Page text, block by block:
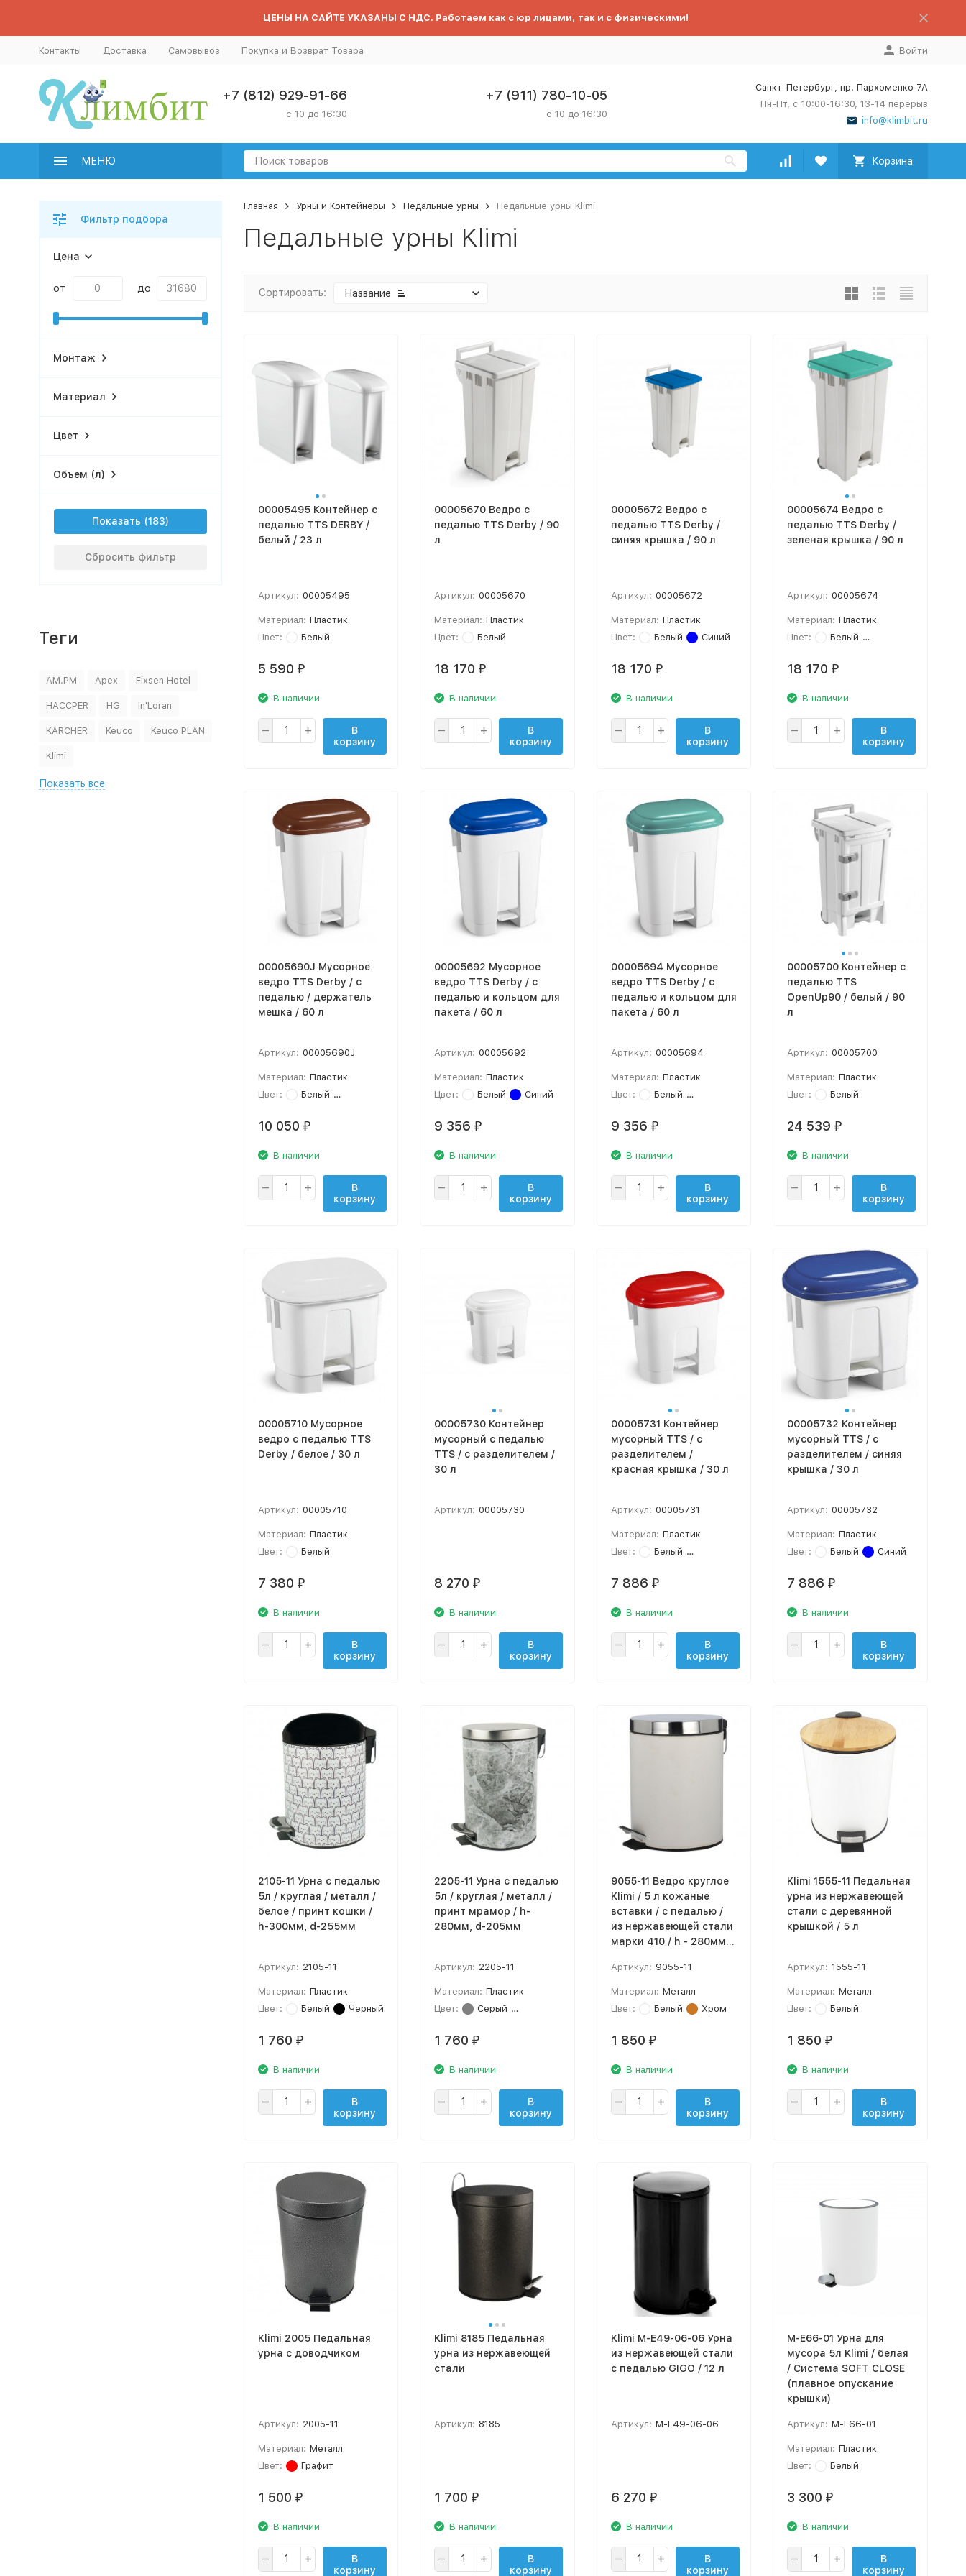
ЦЕНЫ НА САЙТЕ УКАЗАНЫ С НДС. Работаем как с юр лицами, так и с физическими!
Контакты Доставка Самовывоз Покупка и Возврат Товара Войти
+7 (812) 929-91-66
с 10 до 16:30
+7 (911) 780-10-05
с 10 до 16:30
Санкт-Петербург, пр. Пархоменко 7А
Пн-Пт, с 10:00-16:30, 13-14 перерыв
info@klimbit.ru
МЕНЮ Корзина
Главная Урны и Контейнеры Педальные урны Педальные урны Klimi
Педальные урны Klimi
Сортировать: Название
00005495 Контейнер с
педалью TTS DERBY /
белый / 23 л
Артикул: 00005495
Материал: Пластик
Цвет:
Белый
5 590 ₽
В наличии
В
корзину
00005670 Ведро с
педалью TTS Derby / 90
л
Артикул: 00005670
Материал: Пластик
Цвет:
Белый
18 170 ₽
В наличии
В
корзину
00005672 Ведро с
педалью TTS Derby /
синяя крышка / 90 л
Артикул: 00005672
Материал: Пластик
Цвет:
Белый Синий
18 170 ₽
В наличии
В
корзину
00005674 Ведро с
педалью TTS Derby /
зеленая крышка / 90 л
Артикул: 00005674
Материал: Пластик
Цвет:
Белый
18 170 ₽
В наличии
В
корзину
00005690J Мусорное
ведро TTS Derby / с
педалью / держатель
мешка / 60 л
Артикул: 00005690J
Материал: Пластик
Цвет:
Белый
10 050 ₽
В наличии
В
корзину
00005692 Мусорное
ведро TTS Derby / с
педалью и кольцом для
пакета / 60 л
Артикул: 00005692
Материал: Пластик
Цвет:
Белый Синий
9 356 ₽
В наличии
В
корзину
00005694 Мусорное
ведро TTS Derby / с
педалью и кольцом для
пакета / 60 л
Артикул: 00005694
Материал: Пластик
Цвет:
Белый
9 356 ₽
В наличии
В
корзину
00005700 Контейнер с
педалью TTS
OpenUp90 / белый / 90
л
Артикул: 00005700
Материал: Пластик
Цвет:
Белый
24 539 ₽
В наличии
В
корзину
00005710 Мусорное
ведро с педалью TTS
Derby / белое / 30 л
Артикул: 00005710
Материал: Пластик
Цвет:
Белый
7 380 ₽
В наличии
В
корзину
00005730 Контейнер
мусорный с педалью
TTS / с разделителем /
30 л
Артикул: 00005730
8 270 ₽
В наличии
В
корзину
00005731 Контейнер
мусорный TTS / с
разделителем /
красная крышка / 30 л
Артикул: 00005731
Материал: Пластик
Цвет:
Белый
7 886 ₽
В наличии
В
корзину
00005732 Контейнер
мусорный TTS / с
разделителем / синяя
крышка / 30 л
Артикул: 00005732
Материал: Пластик
Цвет:
Белый Синий
7 886 ₽
В наличии
В
корзину
2105-11 Урна с педалью
5л / круглая / металл /
белое / принт кошки /
h-300мм, d-255мм
Артикул: 2105-11
Материал: Пластик
Цвет:
Белый Черный
1 760 ₽
В наличии
В
корзину
2205-11 Урна с педалью
5л / круглая / металл /
принт мрамор / h-
280мм, d-205мм
Артикул: 2205-11
Материал: Пластик
Цвет:
Серый
1 760 ₽
В наличии
В
корзину
9055-11 Ведро круглое
Klimi / 5 л кожаные
вставки / с педалью /
из нержавеющей стали
марки 410 / h - 280мм ,
Артикул: 9055-11
Материал: Металл
Цвет:
Белый Хром
1 850 ₽
В наличии
В
корзину
Klimi 1555-11 Педальная
урна из нержавеющей
стали с деревянной
крышкой / 5 л
Артикул: 1555-11
Материал: Металл
Цвет:
Белый
1 850 ₽
В наличии
В
корзину
Klimi 2005 Педальная
урна с доводчиком
Артикул: 2005-11
Материал: Металл
Цвет:
Графит
1 500 ₽
В наличии
В
корзину
Klimi 8185 Педальная
урна из нержавеющей
стали
Артикул: 8185
1 700 ₽
В наличии
В
корзину
Klimi M-E49-06-06 Урна
из нержавеющей стали
с педалью GIGO / 12 л
Артикул: M-E49-06-06
6 270 ₽
В наличии
В
корзину
M-E66-01 Урна для
мусора 5л Klimi / белая
/ Система SOFT CLOSE
(плавное опускание
крышки)
Артикул: M-E66-01
Материал: Пластик
Цвет:
Белый
3 300 ₽
В наличии
В
корзину
Фильтр подбора
Цена
от до
Монтаж
Материал
Цвет
Объем (л)
Показать
Сбросить фильтр
Теги
AM.PM Apex Fixsen Hotel
HACCPER HG In'Loran
KARCHER Keuco Keuco PLAN
Klimi
Показать все